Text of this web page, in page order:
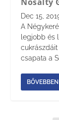
Dec 15,
A
legjobb és
csapata a
BŐVEBBEN